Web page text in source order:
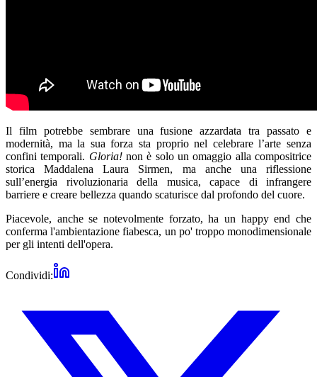
Il film potrebbe sembrare una fusione azzardata tra passato e
modernità, ma la sua forza sta proprio nel celebrare l’arte senza
confini temporali. Gloria!non è solo un omaggio alla compositrice
storica Maddalena Laura Sirmen, ma anche una riflessione
sull’energia rivoluzionaria della musica, capace di infrangere
barriere e creare bellezza quando scaturisce dal profondo del cuore.
Piacevole, anche se notevolmente forzato, ha un happy end che
conferma l'ambientazione fiabesca, un po' troppo monodimensionale
per gli intenti dell'opera.
Condividi: